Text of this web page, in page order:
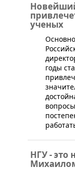
ученых
годы
НГУ - это